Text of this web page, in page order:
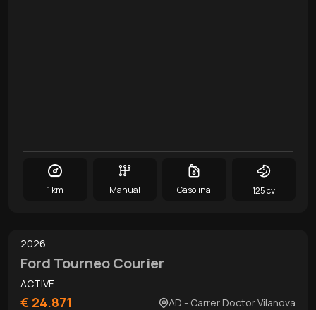
1 km Manual Gasolina 125 cv
2026
Ford Tourneo Courier
ACTIVE
€ 24.871 AD - Carrer Doctor Vilanova